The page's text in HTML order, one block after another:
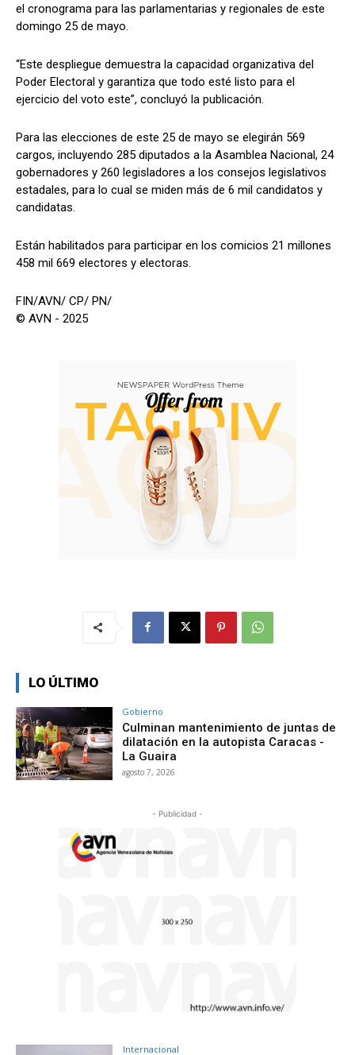
el cronograma para las parlamentarias y regionales de este
domingo 25 de mayo.
“Este despliegue demuestra la capacidad organizativa del
Poder Electoral y garantiza que todo esté listo para el
ejercicio del voto este”, concluyó la publicación.
Para las elecciones de este 25 de mayo se elegirán 569
cargos, incluyendo 285 diputados a la Asamblea Nacional, 24
gobernadores y 260 legisladores a los consejos legislativos
estadales, para lo cual se miden más de 6 mil candidatos y
candidatas.
Están habilitados para participar en los comicios 21 millones
458 mil 669 electores y electoras.
FIN/AVN/ CP/ PN/
© AVN - 2025
LO ÚLTIMO
Gobierno
Culminan mantenimiento de juntas de
dilatación en la autopista Caracas -
La Guaira
agosto 7, 2026
- Publicidad -
Internacional